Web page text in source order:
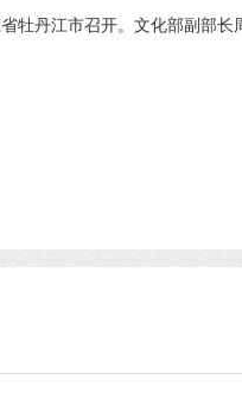
丹江市召开。文化部副部长